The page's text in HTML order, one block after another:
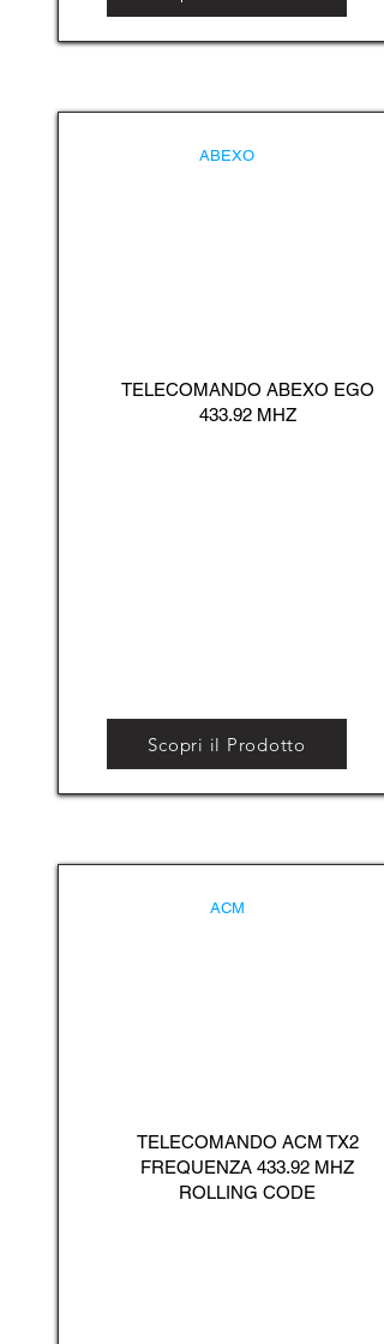
ABEXO
TELECOMANDO ABEXO EGO
433.92 MHZ
Scopri il Prodotto
ACM
TELECOMANDO ACM TX2
FREQUENZA 433.92 MHZ
ROLLING CODE